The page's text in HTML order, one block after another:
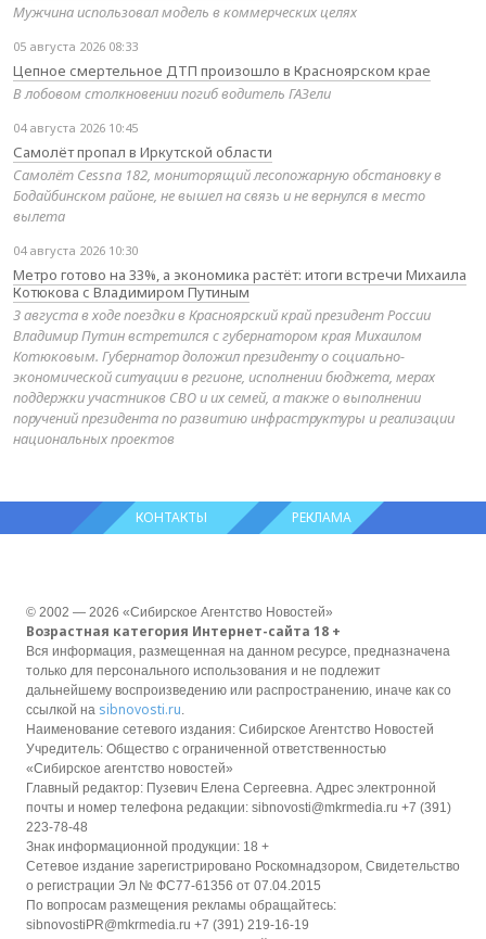
Мужчина использовал модель в коммерческих целях
05 августа 2026 08:33
Цепное смертельное ДТП произошло в Красноярском крае
В лобовом столкновении погиб водитель ГАЗели
04 августа 2026 10:45
Самолёт пропал в Иркутской области
Самолёт Cessna 182, мониторящий лесопожарную обстановку в
Бодайбинском районе, не вышел на связь и не вернулся в место
вылета
04 августа 2026 10:30
Метро готово на 33%, а экономика растёт: итоги встречи Михаила
Котюкова с Владимиром Путиным
3 августа в ходе поездки в Красноярский край президент России
Владимир Путин встретился с губернатором края Михаилом
Котюковым. Губернатор доложил президенту о социально-
экономической ситуации в регионе, исполнении бюджета, мерах
поддержки участников СВО и их семей, а также о выполнении
поручений президента по развитию инфраструктуры и реализации
национальных проектов
КОНТАКТЫ РЕКЛАМА
© 2002 — 2026 «Сибирское Агентство Новостей»
Возрастная категория Интернет-сайта 18 +
Вся информация, размещенная на данном ресурсе, предназначена
только для персонального использования и не подлежит
дальнейшему воспроизведению или распространению, иначе как со
ссылкой на sibnovosti.ru.
Наименование сетевого издания: Сибирское Агентство Новостей
Учредитель: Общество с ограниченной ответственностью
«Сибирское агентство новостей»
Главный редактор: Пузевич Елена Сергеевна. Адрес электронной
почты и номер телефона редакции: sibnovosti@mkrmedia.ru +7 (391)
223-78-48
Знак информационной продукции: 18 +
Сетевое издание зарегистрировано Роскомнадзором, Свидетельство
о регистрации Эл № ФС77-61356 от 07.04.2015
По вопросам размещения рекламы обращайтесь:
sibnovostiPR@mkrmedia.ru +7 (391) 219-16-19